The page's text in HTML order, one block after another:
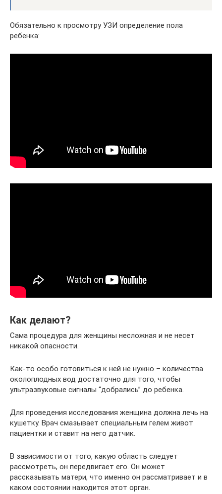
Обязательно к просмотру УЗИ определение пола
ребенка:
Как делают?
Сама процедура для женщины несложная и не несет
никакой опасности.
Как-то особо готовиться к ней не нужно – количества
околоплодных вод достаточно для того, чтобы
ультразвуковые сигналы “добрались” до ребенка.
Для проведения исследования женщина должна лечь на
кушетку. Врач смазывает специальным гелем живот
пациентки и ставит на него датчик.
В зависимости от того, какую область следует
рассмотреть, он передвигает его. Он может
рассказывать матери, что именно он рассматривает и в
каком состоянии находится этот орган.